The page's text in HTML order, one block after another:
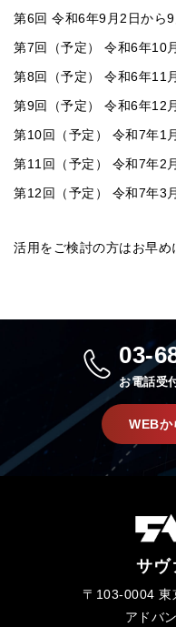
第6回 令和6年9月2日から
第7回（予定） 令和6年10
第8回（予定） 令和6年11
第9回（予定） 令和6年12
第10回（予定） 令和7年1
第11回（予定） 令和7年2
第12回（予定） 令和7年3
活用をご検討の方はお早め
03-
お電話受
WEBか
サヴ
〒103-0004 東
アドバ